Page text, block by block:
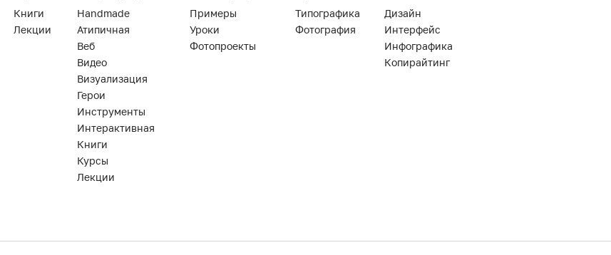
Книги
Лекции
Handmade
Атипичная
Веб
Видео
Визуализация
Герои
Инструменты
Интерактивная
Книги
Курсы
Лекции
Примеры
Уроки
Фотопроекты
Типографика
Фотография
Дизайн
Интерфейс
Инфографика
Копирайтинг